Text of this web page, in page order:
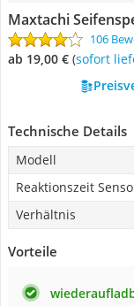
Maxtachi
106
ab 19,00 € ( Sofort
Technische Details
Modell
Reaktionszeit
Verhältnis
Vorteile